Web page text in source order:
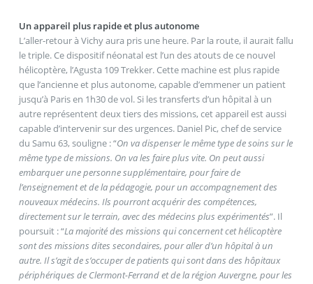
Un appareil plus rapide et plus autonome
L’aller-retour à Vichy aura pris une heure. Par la route, il aurait fallu
le triple. Ce dispositif néonatal est l’un des atouts de ce nouvel
hélicoptère, l’Agusta 109 Trekker. Cette machine est plus rapide
que l’ancienne et plus autonome, capable d’emmener un patient
jusqu’à Paris en 1h30 de vol. Si les transferts d’un hôpital à un
autre représentent deux tiers des missions, cet appareil est aussi
capable d’intervenir sur des urgences. Daniel Pic, chef de service
du Samu 63, souligne : “On va dispenser le même type de soins sur le
même type de missions. On va les faire plus vite. On peut aussi
embarquer une personne supplémentaire, pour faire de
l’enseignement et de la pédagogie, pour un accompagnement des
nouveaux médecins. Ils pourront acquérir des compétences,
directement sur le terrain, avec des médecins plus expérimentés”. Il
poursuit : “La majorité des missions qui concernent cet hélicoptère
sont des missions dites secondaires, pour aller d’un hôpital à un
autre. Il s’agit de s’occuper de patients qui sont dans des hôpitaux
périphériques de Clermont-Ferrand et de la région Auvergne, pour les